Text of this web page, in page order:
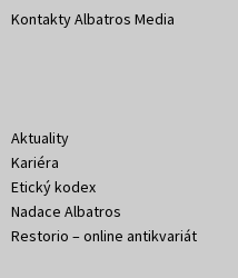
Kontakty Albatros Media
Aktuality
Kariéra
Etický kodex
Nadace Albatros
Restorio – online antikvariát